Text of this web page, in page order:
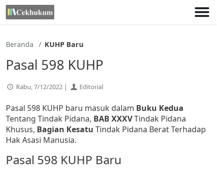
Lewati
ke
Beranda KUHP Baru
Pasal 598 KUHP
Rabu, 7/12/2022 | Editorial
Pasal 598 KUHP baru masuk dalam Buku Kedua
Tentang Tindak Pidana, BAB XXXVTindak Pidana
Khusus, Bagian Kesatu Tindak Pidana Berat Terhadap
Hak Asasi Manusia.
Pasal 598 KUHP Baru